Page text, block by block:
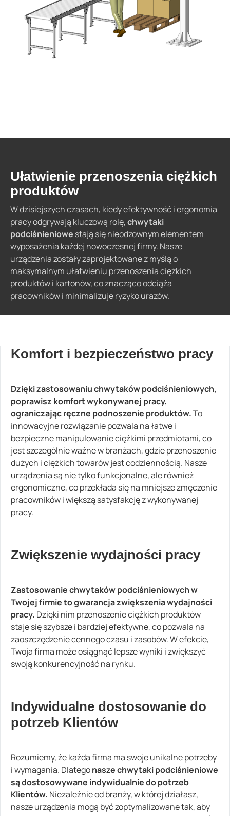
Ułatwienie przenoszenia ciężkich
produktów
W dzisiejszych czasach, kiedy efektywność i ergonomia
pracy odgrywają kluczową rolę,chwytaki
podciśnieniowe stają się nieodzownym elementem
wyposażenia każdej nowoczesnej firmy. Nasze
urządzenia zostały zaprojektowane z myślą o
maksymalnym ułatwieniu przenoszenia ciężkich
produktów i kartonów, co znacząco odciąża
pracowników i minimalizuje ryzyko urazów.
Komfort i bezpieczeństwo pracy
Dzięki zastosowaniu chwytaków podciśnieniowych,
poprawisz komfort wykonywanej pracy,
ograniczając ręczne podnoszenie produktów.To
innowacyjne rozwiązanie pozwala na łatwe i
bezpieczne manipulowanie ciężkimi przedmiotami, co
jest szczególnie ważne w branżach, gdzie przenoszenie
dużych i ciężkich towarów jest codziennością. Nasze
urządzenia są nie tylko funkcjonalne, ale również
ergonomiczne, co przekłada się na mniejsze zmęczenie
pracowników i większą satysfakcję z wykonywanej
pracy.
Zwiększenie wydajności pracy
Zastosowanie chwytaków podciśnieniowych w
Twojej firmie to gwarancja zwiększenia wydajności
pracy. Dzięki nim przenoszenie ciężkich produktów
staje się szybsze i bardziej efektywne, co pozwala na
zaoszczędzenie cennego czasu i zasobów. W efekcie,
Twoja firma może osiągnąć lepsze wyniki i zwiększyć
swoją konkurencyjność na rynku.
Indywidualne dostosowanie do
potrzeb Klientów
Rozumiemy, że każda firma ma swoje unikalne potrzeby
i wymagania. Dlategonasze chwytaki podciśnieniowe
sądostosowywane indywidualnie do potrzeb
Klientów. Niezależnie od branży, w której działasz,
nasze urządzenia mogą być zoptymalizowane tak, aby